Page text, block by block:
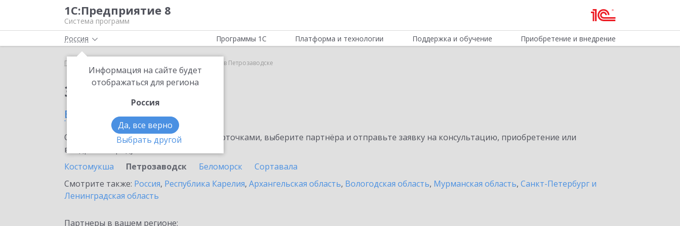
1С:Предприятие 8
Система программ
Россия
Информация на сайте будет
отображаться для региона
Россия
Да, все верно
Выбрать другой
Программы 1С Платформа и технологии Поддержка и обучение Приобретение и внедрение
Главная 1С:Курьер в Петрозаводске
Заказать 1С:Курьер
в Петрозаводске
Ознакомьтесь с информационными карточками, выберите партнёра и отправьте заявку на консультацию, приобретение или
внедрение продукта.
Костомукша
Петрозаводск Беломорск
Сортавала
Смотрите также: Россия, Республика Карелия, Архангельская область, Вологодская область, Мурманская область, Санкт-Петербург и
Ленинградская область
Партнеры в вашем регионе: